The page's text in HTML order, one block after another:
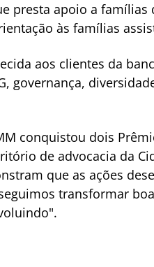
presta apoio a famílias
às famílias
aos clientes da
governança,
conquistou dois
de advocacia da
que as ações
transformar